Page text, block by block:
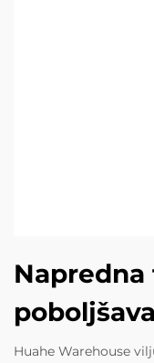
Huahe Warehouse